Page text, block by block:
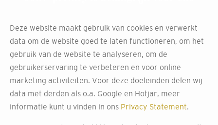
Onze ervaren stylisten in Breda helpen je graag bij het
maken van de juiste keuze die het beste past bij jouw stijl
en wensen.
Ze bezoeken je thuis, bekijken je ruimte, luisteren naar je
wensen en geven persoonlijk advies op maat. Maak
vrijblijvend gebruik van deze service.
Deze website maakt gebruik van cookies en verwerkt
data om de website goed te laten functioneren, om het
gebruik van de website te analyseren, om de
gebruikerservaring te verbeteren en voor online
marketing activiteiten. Voor deze doeleinden delen wij
data met derden als o.a. Google en Hotjar, meer
informatie kunt u vinden in ons Privacy Statement.